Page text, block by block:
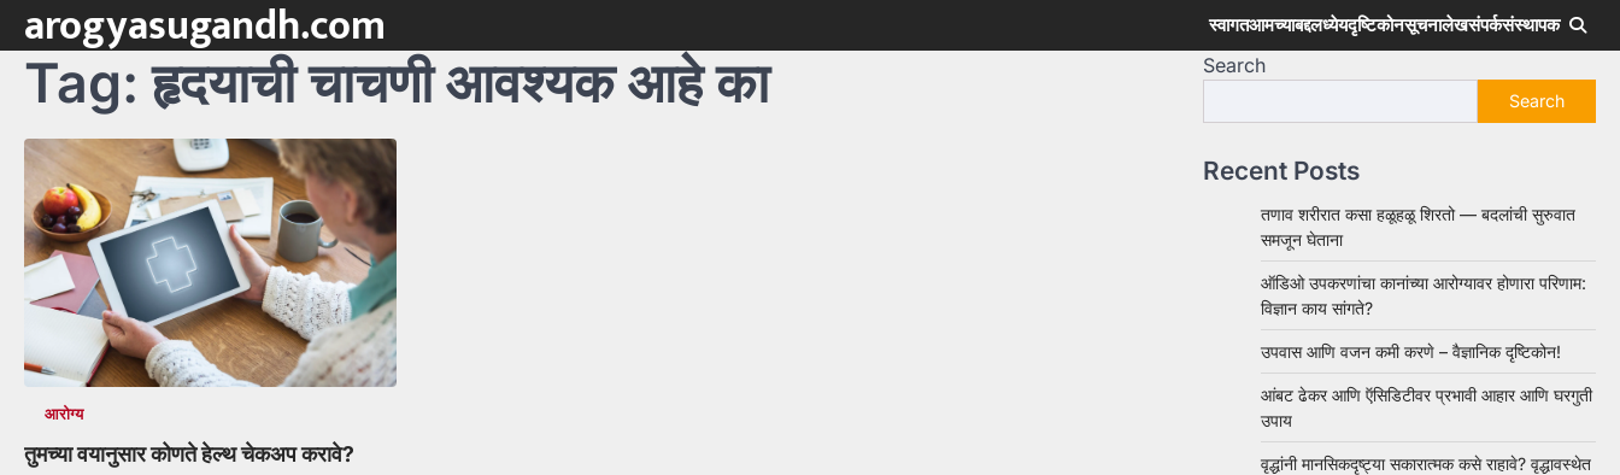
Skip
content
arogyasugandh.com स्वागतआमच्याबद्दलध्येयदृष्टिकोनसूचनालेखसंपर्कसंस्थापक
Tag:हृदयाची चाचणी आवश्यक आहे का
आरोग्य
तुमच्या वयानुसार कोणते हेल्थ चेकअप करावे?
Search
Search
Recent Posts
तणाव शरीरात कसा हळूहळू शिरतो — बदलांची सुरुवात
समजून घेताना
ऑडिओ उपकरणांचा कानांच्या आरोग्यावर होणारा परिणाम:
विज्ञान काय सांगते?
उपवास आणि वजन कमी करणे – वैज्ञानिक दृष्टिकोन!
आंबट ढेकर आणि ऍसिडिटीवर प्रभावी आहार आणि घरगुती
उपाय
वृद्धांनी मानसिकदृष्ट्या सकारात्मक कसे राहावे? वृद्धावस्थेत